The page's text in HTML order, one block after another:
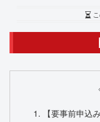
【要事前申込み